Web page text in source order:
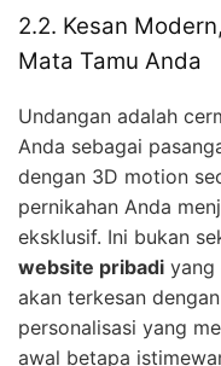
2.2. Kesan
Mata Tamu Anda
Undangan adalah
Anda sebagai
dengan 3D motion
pernikahan Anda
eksklusif. Ini bukan
website pribadi yang
akan terkesan
personalisasi yang
awal betapa